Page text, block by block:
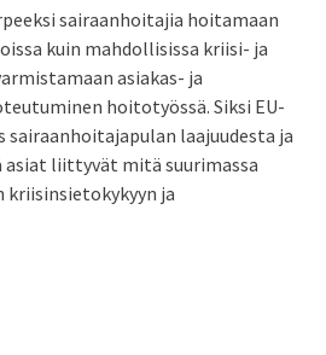
sairaanhoitajia hoitamaan
kuin mahdollisissa kriisi- ja
asiakas- ja
hoitotyössä. Siksi EU-
laajuudesta ja
asiat liittyvät mitä suurimassa
kriisinsietokykyyn ja